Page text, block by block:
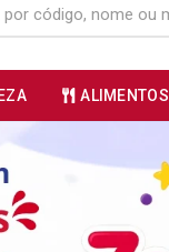
ALIMENTOS